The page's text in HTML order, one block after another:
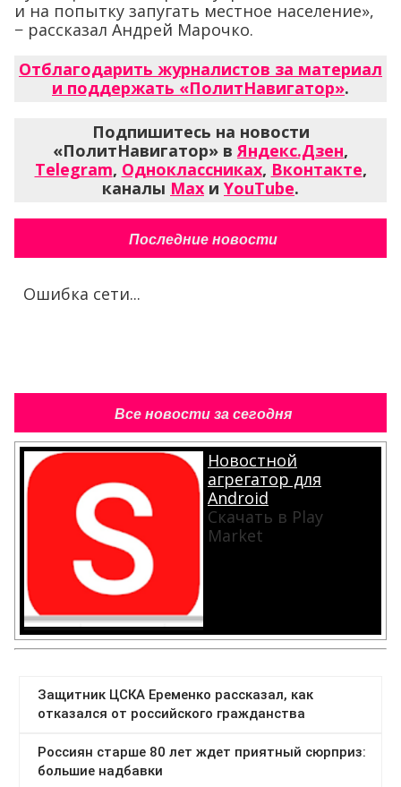
и на попытку запугать местное население»,
− рассказал Андрей Марочко.
Отблагодарить журналистов за материал
и поддержать «ПолитНавигатор».
Подпишитесь на новости
«ПолитНавигатор» вЯндекс.Дзен,
Telegram, Одноклассниках, Вконтакте,
каналы Max и YouTube.
Последние новости
Ошибка сети...
Все новости за сегодня
Новостной
агрегатор для
Android
Скачать в Play
Market